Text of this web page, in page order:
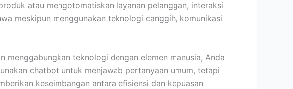
atau mengotomatiskan layanan pelanggan, interaksi
meskipun menggunakan teknologi canggih, komunikasi
menggabungkan teknologi dengan elemen manusia, Anda
chatbot untuk menjawab pertanyaan umum, tetapi
keseimbangan antara efisiensi dan kepuasan